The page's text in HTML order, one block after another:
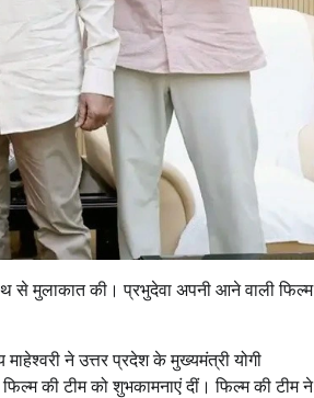
से मुलाकात की। प्रभुदेवा अपनी आने वाली फिल्म
ने उत्तर प्रदेश के मुख्यमंत्री योगी
की टीम को शुभकामनाएं दीं। फिल्म की टीम ने